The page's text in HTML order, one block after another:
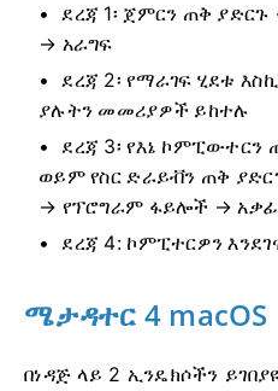
ደረጃ 1፡ ጀምርን ጠቅ
→ አራግፍ
ደረጃ 2፡ የማራገፍ ሂደቱ
ያሉትን መመሪያዎች ይከተሉ
ደረጃ 3፡ የእኔ
ወይም የስር ድራይቭን ጠቅ
→ የፕሮግራም ፋይሎች →
ደረጃ 4: ኮምፒተርዎን
ሜታዳተር 4 macOS
በነዳጅ ላይ 2 ኢንዴክሶችን